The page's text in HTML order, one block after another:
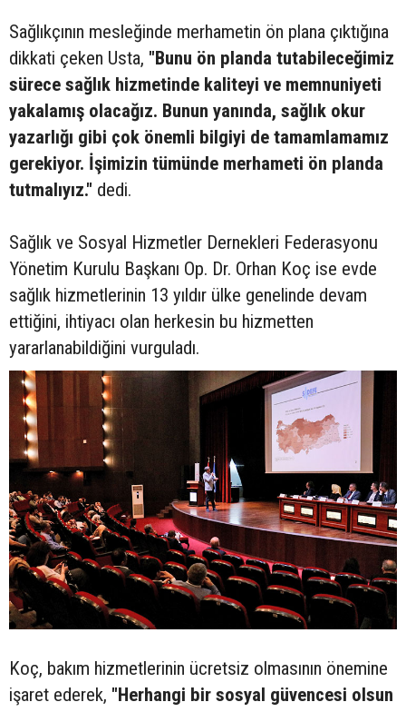
Sağlıkçının mesleğinde merhametin ön plana çıktığına
dikkati çeken Usta, "Bunu ön planda tutabileceğimiz
sürece sağlık hizmetinde kaliteyi ve memnuniyeti
yakalamış olacağız. Bunun yanında, sağlık okur
yazarlığı gibi çok önemli bilgiyi de tamamlamamız
gerekiyor. İşimizin tümünde merhameti ön planda
tutmalıyız." dedi.
Sağlık ve Sosyal Hizmetler Dernekleri Federasyonu
Yönetim Kurulu Başkanı Op. Dr. Orhan Koç ise evde
sağlık hizmetlerinin 13 yıldır ülke genelinde devam
ettiğini, ihtiyacı olan herkesin bu hizmetten
yararlanabildiğini vurguladı.
Koç, bakım hizmetlerinin ücretsiz olmasının önemine
işaret ederek, "Herhangi bir sosyal güvencesi olsun